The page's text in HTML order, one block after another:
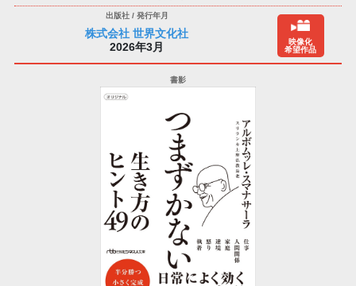
株式会社 世界文化社
2026年3月
映像化
希望作品